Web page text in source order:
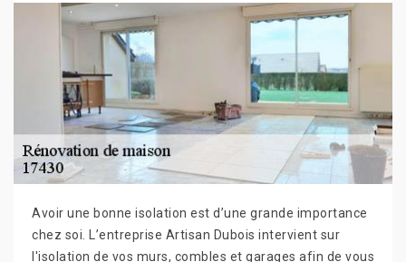
Avoir une bonne isolation est d’une grande importance
chez soi. L’entreprise Artisan Dubois intervient sur
l'isolation de vos murs, combles et garages afin de vous